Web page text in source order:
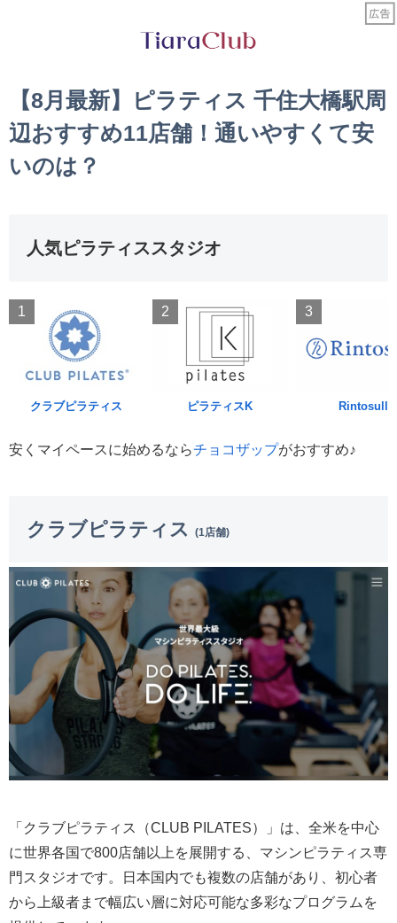
【8月最新】ピラティス 千住大橋駅周
辺おすすめ11店舗！通いやすくて安
いのは？
人気ピラティススタジオ
1
クラブピラティス
2
ピラティスK
3
Rintosull
安くマイペースに始めるならチョコザップがおすすめ♪
クラブピラティス (1店舗)
「クラブピラティス（CLUB PILATES）」は、全米を中心
に世界各国で800店舗以上を展開する、マシンピラティス専
門スタジオです。日本国内でも複数の店舗があり、初心者
から上級者まで幅広い層に対応可能な多彩なプログラムを